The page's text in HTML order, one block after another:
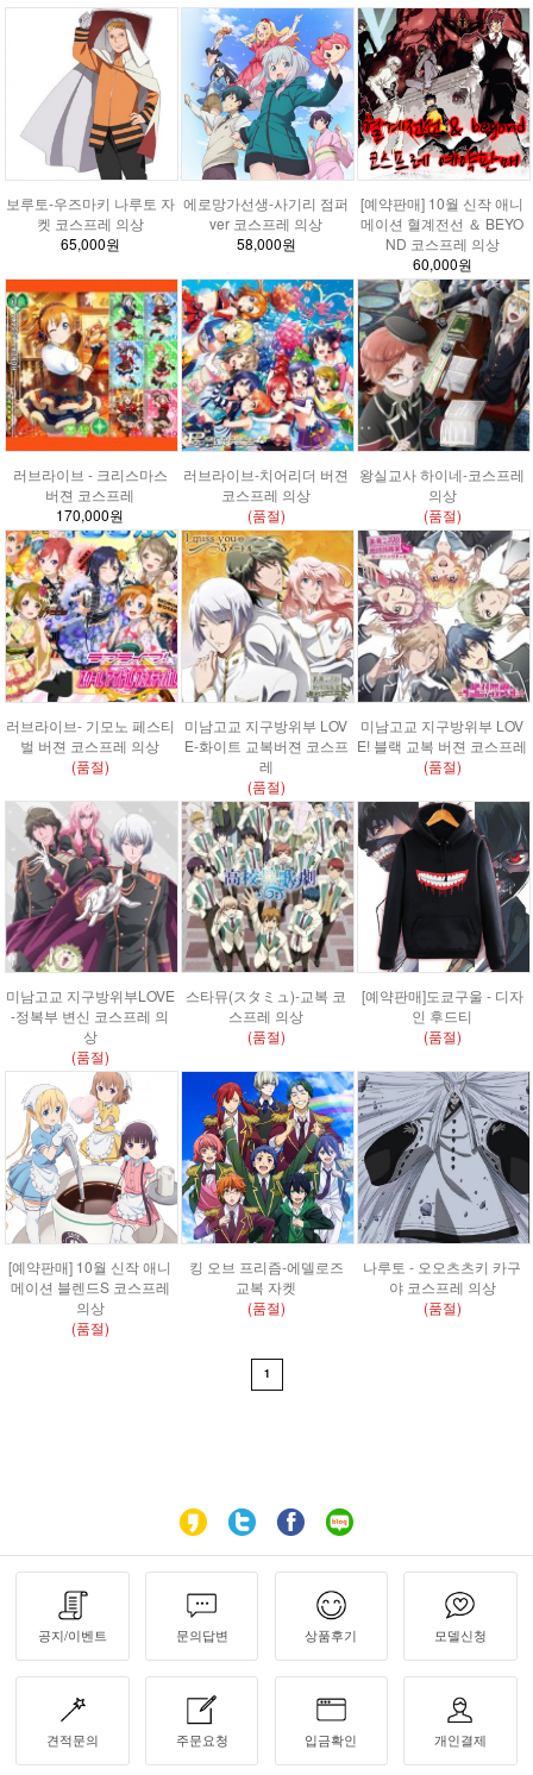
보루토-우즈마키 나루토 자
켓 코스프레 의상
65,000원
에로망가선생-사기리 점퍼
ver 코스프레 의상
58,000원
[예약판매] 10월 신작 애니
메이션 혈계전선 ＆ BEYO
ND 코스프레 의상
60,000원
러브라이브 - 크리스마스
버젼 코스프레
170,000원
러브라이브-치어리더 버젼
코스프레 의상
(품절)
왕실교사 하이네-코스프레
의상
(품절)
러브라이브- 기모노 페스티
벌 버젼 코스프레 의상
(품절)
미남고교 지구방위부 LOV
E-화이트 교복버젼 코스프
레
(품절)
미남고교 지구방위부 LOV
E! 블랙 교복 버젼 코스프레
(품절)
미남고교 지구방위부LOVE
-정복부 변신 코스프레 의
상
(품절)
스타뮤(スタミュ)-교복 코
스프레 의상
(품절)
[예약판매]도쿄구울 - 디자
인 후드티
(품절)
[예약판매] 10월 신작 애니
메이션 블렌드S 코스프레
의상
(품절)
킹 오브 프리즘-에델로즈
교복 자켓
(품절)
나루토 - 오오츠츠키 카구
야 코스프레 의상
(품절)
1
공지/이벤트 문의답변 상품후기 모델신청
견적문의 주문요청 입금확인 개인결제